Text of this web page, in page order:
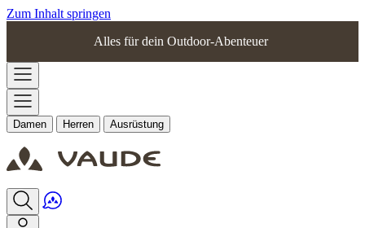
Zum Inhalt springen
Alles für dein Outdoor-Abenteuer
Damen Herren Ausrüstung